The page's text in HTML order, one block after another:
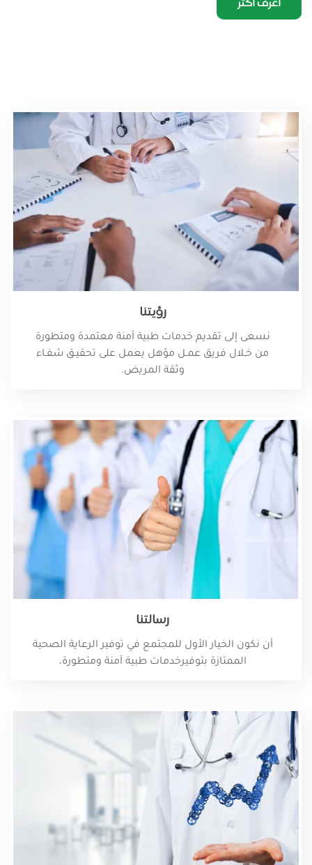
اعرف أكثر
رؤيتنا
نسعى إلى تقديم خدمات طبية آمنة معتمدة ومتطورة
من خـلال فريق عمـل مؤهل يعمل على تحقيـق شفـاء
وثقة المريض.
رسالتنا
أن نكون الخيار الأول للمجتمع في توفير الرعاية الصحية
الممتازة بتوفيرخدمات طبية آمنة ومتطورة،